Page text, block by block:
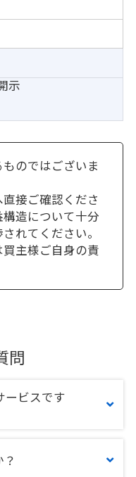
示
のではございま
接ご確認くださ
造について十分
れてください。
主様ご自身の責
問
ービスです